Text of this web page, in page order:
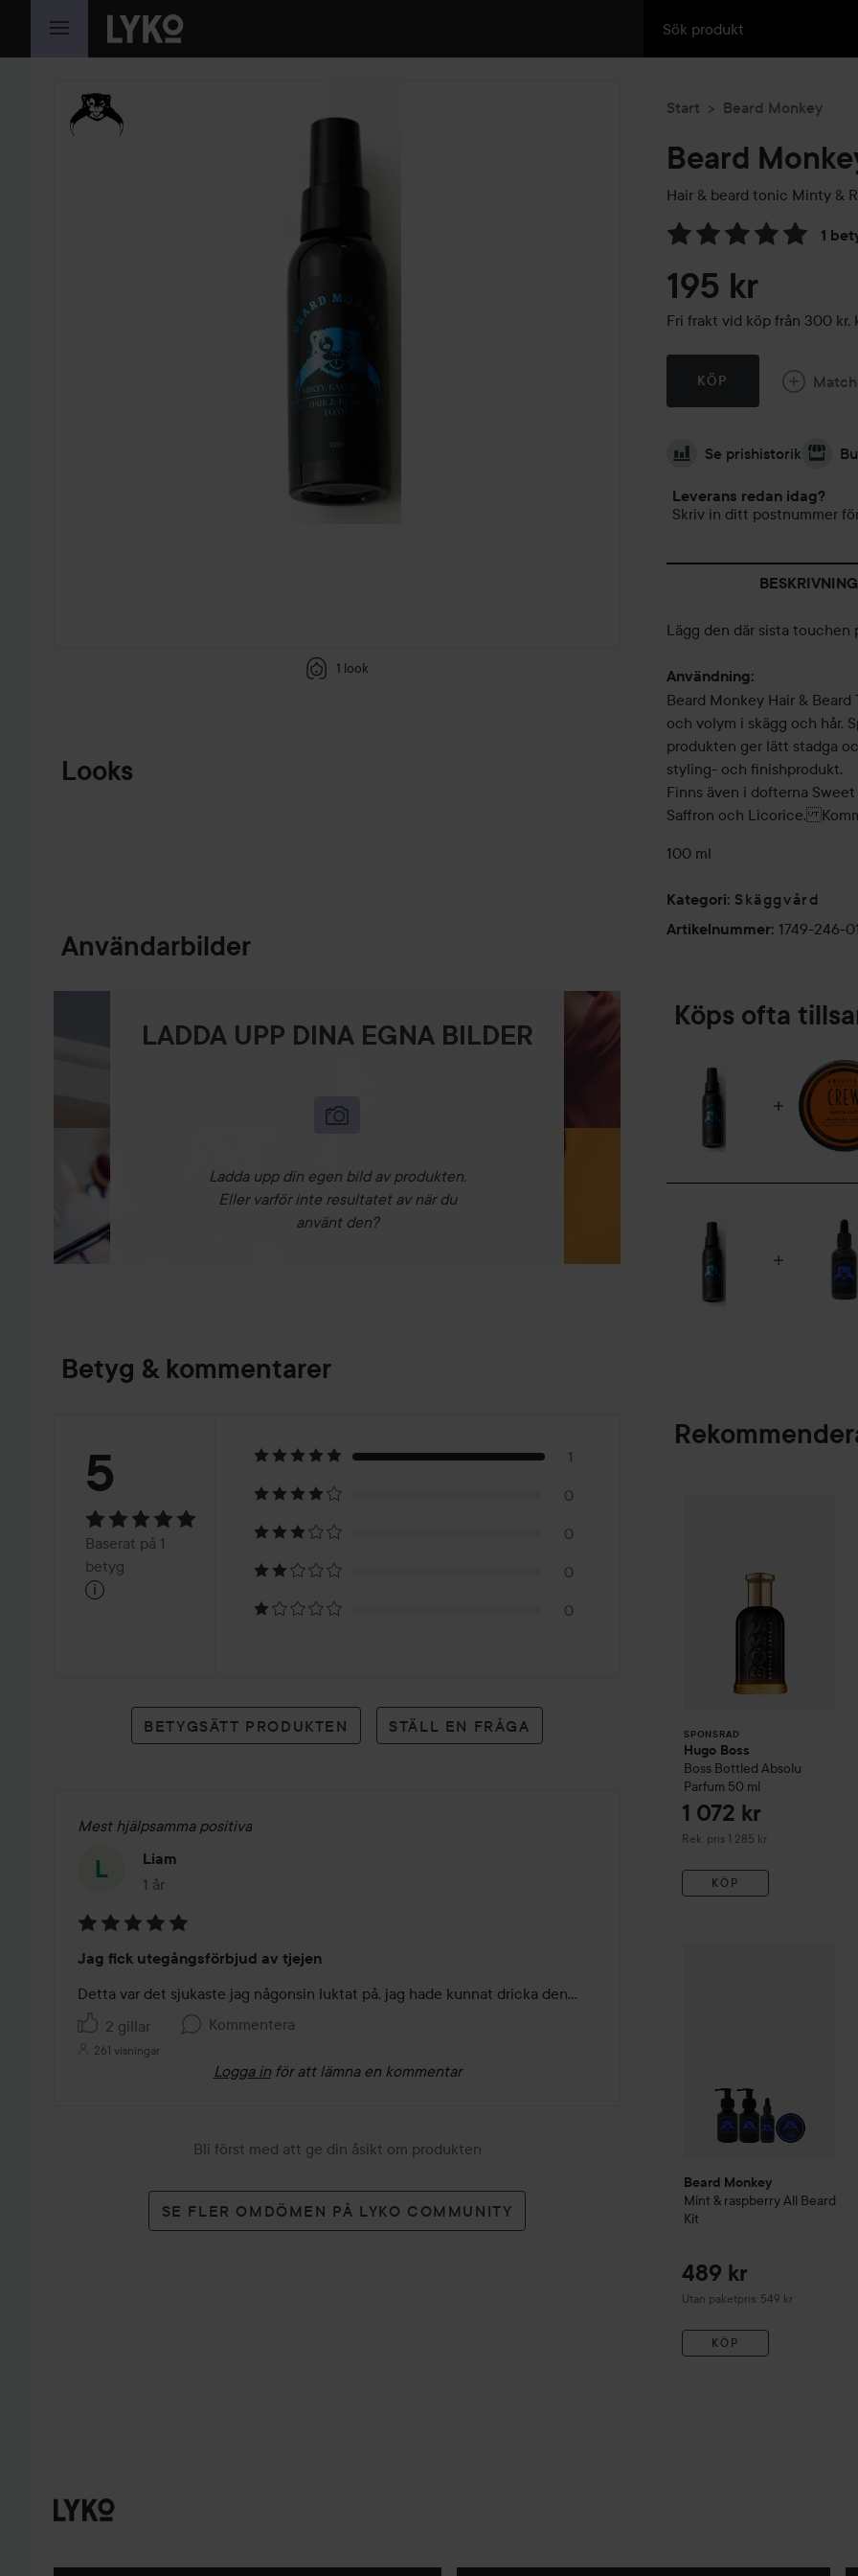
HOPPA TILL INNEHÅLLET
1 look
Looks
TRENDSPANING:
Användarbilder
LADDA UPP DINA EGNA BILDER
Ladda upp din egen bild av produkten.
Eller varför inte resultatet av när du
använt den?
Betyg & kommentarer
Betyg:
5Baserat
på
betyg
5
Baserat på 1
betyg
i
1
0
0
0
0
BETYGSÄTT PRODUKTEN STÄLL EN FRÅGA
Mest hjälpsamma positiva
Liam
1 år
Inlägget skapades 1 år
5
av
5
Jag fick utegångsförbjud av tjejen
Detta var det sjukaste jag någonsin luktat på, jag hade kunnat dricka den…
2 gillar
Kommentera
261 visningar
Logga in för att lämna en kommentar
Bli först med att ge din åsikt om produkten
SE FLER OMDÖMEN PÅ LYKO COMMUNITY
Start Beard Monkey
Beard
Hair & beard tonic Minty &
1
Hoppa till Betyg &
195 kr
Fri frakt vid köp från 300 kr,
KÖP
Se prishistorik
Leverans redan idag?
Skriv in ditt postnummer
BESKRIVNING
Lägg den där sista touchen
Användning:
Beard Monkey Hair &
och volym i skägg och hår.
produkten ger lätt stadga
styling- och finishprodukt.
Finns även i dofterna
Saffron och Licorice.
100 ml
Kategori: Skäggvård
Artikelnummer: 1749-246-
Köps ofta
SPONSRAD
Hugo Boss
Boss Bottled Absolu
Parfum 50 ml
1 072 kr
Rek. pris 1 285 kr
Rekommenderat pris 1 285 kr
KÖP
Beard Monkey
Mint & raspberry All Beard
Kit
489 kr
Utan paketpris: 549 kr
KÖP